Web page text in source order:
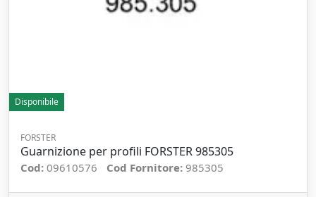
Disponibile
FORSTER
Guarnizione per profili FORSTER 985305
Cod: 09610576 Cod Fornitore: 985305